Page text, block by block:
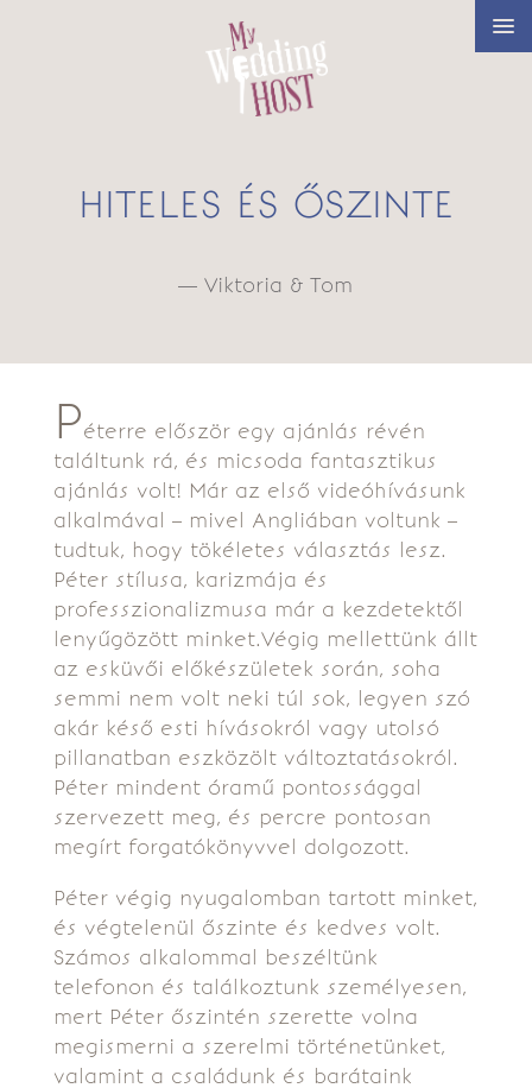
HITELES ÉS ŐSZINTE
— Viktoria & Tom
Péterre először egy ajánlás révén
találtunk rá, és micsoda fantasztikus
ajánlás volt! Már az első videóhívásunk
alkalmával – mivel Angliában voltunk –
tudtuk, hogy tökéletes választás lesz.
Péter stílusa, karizmája és
professzionalizmusa már a kezdetektől
lenyűgözött minket.Végig mellettünk állt
az esküvői előkészületek során, soha
semmi nem volt neki túl sok, legyen szó
akár késő esti hívásokról vagy utolsó
pillanatban eszközölt változtatásokról.
Péter mindent óramű pontossággal
szervezett meg, és percre pontosan
megírt forgatókönyvvel dolgozott.
Péter végig nyugalomban tartott minket,
és végtelenül őszinte és kedves volt.
Számos alkalommal beszéltünk
telefonon és találkoztunk személyesen,
mert Péter őszintén szerette volna
megismerni a szerelmi történetünket,
valamint a családunk és barátaink